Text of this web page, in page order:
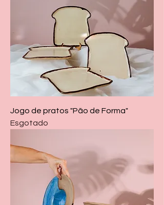
Jogo de pratos "Pão de Forma"
Esgotado